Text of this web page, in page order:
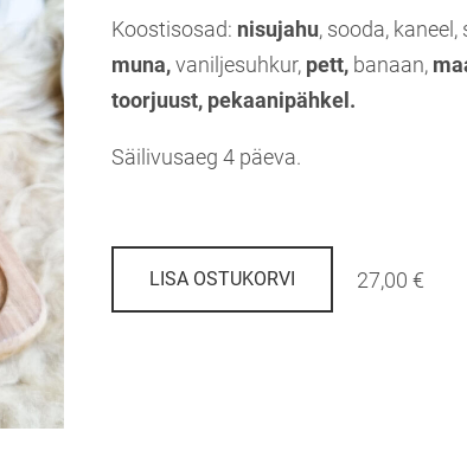
Koostisosad: nisujahu, sooda, kaneel,
muna,vaniljesuhkur, pett, banaan,
toorjuust, pekaanipähkel.
Säilivusaeg 4 päeva.
LISA OSTUKORVI 27,00 €